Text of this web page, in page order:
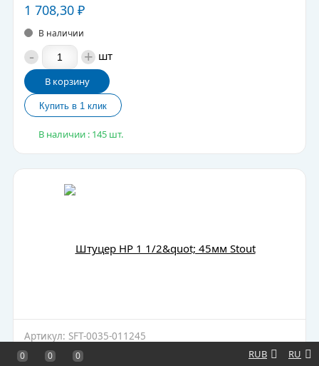
1 708,30 ₽
В наличии
- + шт
В корзину
В наличии : 145 шт.
Артикул: SFT-0035-011245
Штуцер НР 1 1/2" 45мм Stout RU
RUB
0 0 0